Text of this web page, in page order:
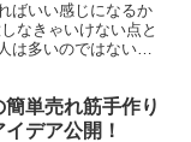
ばいい感じになるか
なきゃいけない点と
は多いのではないで
単売れ筋手作り
デア公開！